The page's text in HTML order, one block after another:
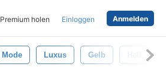
Premium holen Einloggen Anmelden
Mode Luxus Gelb